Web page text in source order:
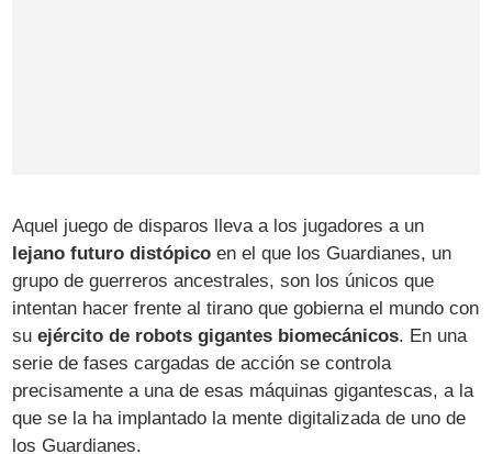
Aquel juego de disparos lleva a los jugadores a un
lejano futuro distópico en el que los Guardianes, un
grupo de guerreros ancestrales, son los únicos que
intentan hacer frente al tirano que gobierna el mundo con
suejército de robots gigantes biomecánicos. En una
serie de fases cargadas de acción se controla
precisamente a una de esas máquinas gigantescas, a la
que se la ha implantado la mente digitalizada de uno de
los Guardianes.